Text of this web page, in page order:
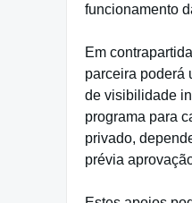
funcionamento
Em
parceira poderá
de visibilidade
programa para
privado,
prévia